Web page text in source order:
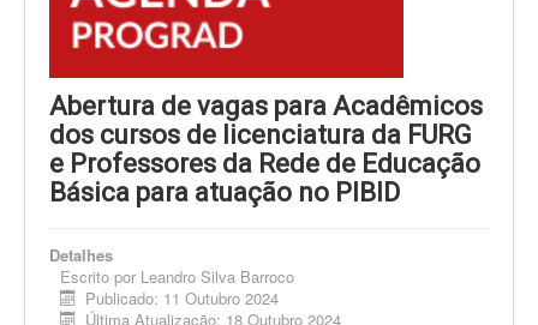
Abertura de vagas para Acadêmicos
dos cursos de licenciatura da FURG
e Professores da Rede de Educação
Básica para atuação no PIBID
Detalhes
Escrito por Leandro Silva Barroco
Publicado: 11 Outubro 2024
Última Atualização: 18 Outubro 2024